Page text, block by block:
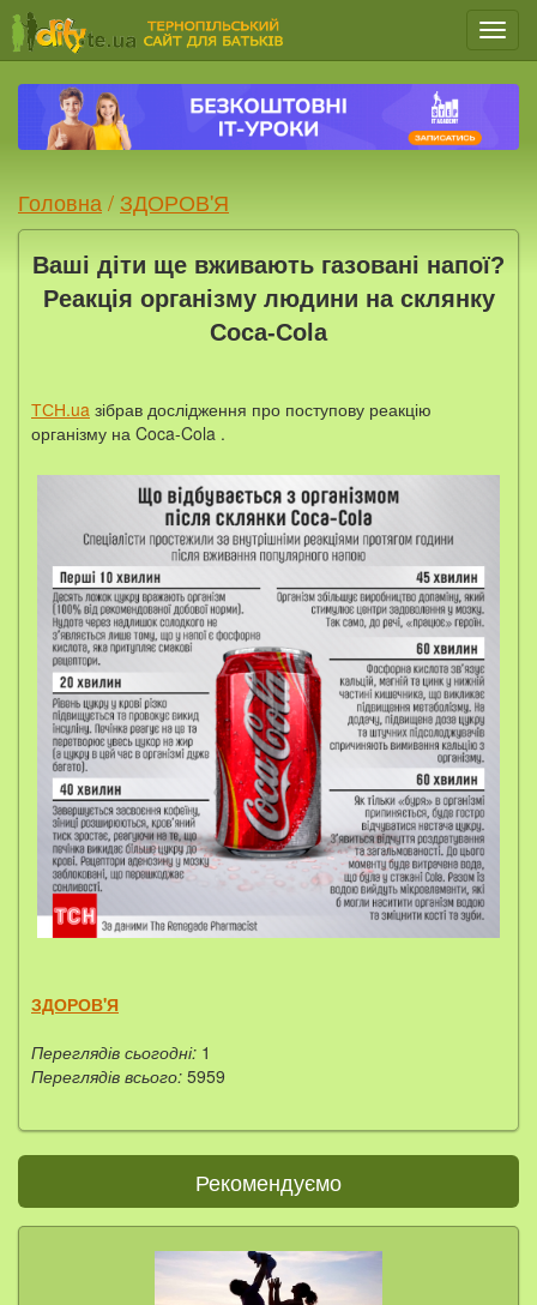
Меню
Головна / ЗДОРОВ'Я
Ваші діти ще вживають газовані напої?
Реакція організму людини на склянку
Coca-Cola
ТСН.ua зібрав дослідження про поступову реакцію
організму на Coca-Cola .
ЗДОРОВ'Я
Переглядів сьогодні: 1
Переглядів всього: 5959
Рекомендуємо